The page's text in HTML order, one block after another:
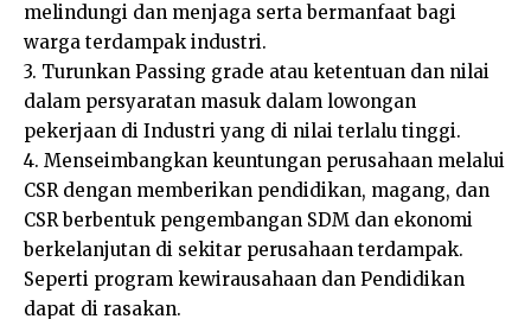
melindungi dan menjaga serta bermanfaat bagi
warga terdampak industri.
3. Turunkan Passing grade atau ketentuan dan nilai
dalam persyaratan masuk dalam lowongan
pekerjaan di Industri yang di nilai terlalu tinggi.
4. Menseimbangkan keuntungan perusahaan melalui
CSR dengan memberikan pendidikan, magang, dan
CSR berbentuk pengembangan SDM dan ekonomi
berkelanjutan di sekitar perusahaan terdampak.
Seperti program kewirausahaan dan Pendidikan
dapat di rasakan.